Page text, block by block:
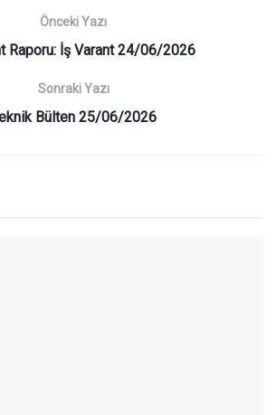
Önceki Yazı
Raporu: İş Varant 24/06/2026
Sonraki Yazı
Bülten 25/06/2026